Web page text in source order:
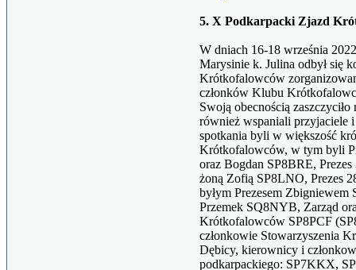
5. X Podkarpacki Zjazd
W dniach 16-18 września
Marysinie k. Julina odbył się
Krótkofalowców
członków Klubu
Swoją obecnością
również wspaniali przyjaciele
spotkania byli w większość
Krótkofalowców, w tym byli
oraz Bogdan SP8BRE,
żoną Zofią SP8LNO, Prezes
byłym Prezesem
Przemek SQ8NYB, Zarząd
Krótkofalowców SP8PCF
członkowie Stowarzyszenia
Dębicy, kierownicy i
podkarpackiego: SP7KKX,